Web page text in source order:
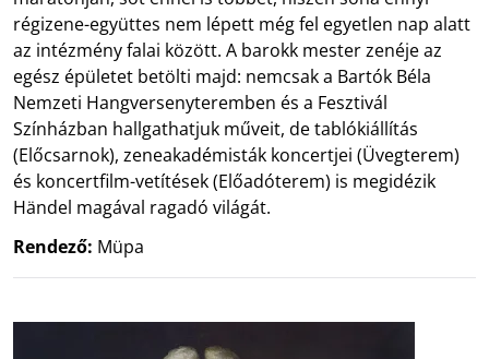
régizene-együttes nem lépett még fel egyetlen nap alatt
az intézmény falai között. A barokk mester zenéje az
egész épületet betölti majd: nemcsak a Bartók Béla
Nemzeti Hangversenyteremben és a Fesztivál
Színházban hallgathatjuk műveit, de tablókiállítás
(Előcsarnok), zeneakadémisták koncertjei (Üvegterem)
és koncertfilm-vetítések (Előadóterem) is megidézik
Händel magával ragadó világát.
Rendező: Müpa